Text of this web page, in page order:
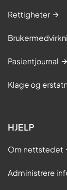
Rettigheter
Pasientjournal
Klage og
HJELP
Om nettstedet
Administrere